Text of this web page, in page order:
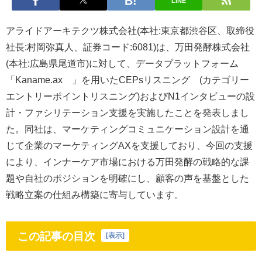
アライドアーキテクツ株式会社(本社:東京都渋谷区、取締役
社長:村岡弥真人、証券コード:6081)は、万田発酵株式会社
(本社:広島県尾道市)に対して、データプラットフォーム
「Kaname.ax®」を用いたCEPsリスニング®(カテゴリー
エントリーポイントリスニング)およびN1インタビューの設
計・ファシリテーション支援を実施したことを発表しまし
た。同社は、マーケティングコミュニケーション設計を通
じて企業のマーケティングAXを支援しており、今回の支援
により、インナーケア市場における万田発酵の戦略的な課
題や自社のポジションを明確にし、顧客の声を基盤とした
戦略立案の仕組み構築に寄与しています。
この記事の目次 [表示]